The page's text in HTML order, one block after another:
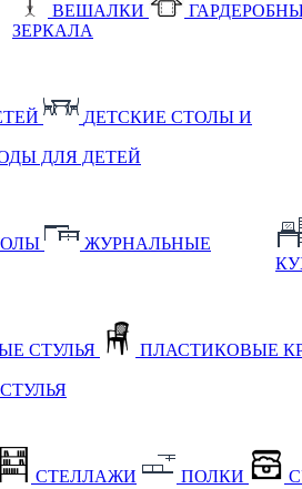
ВЕШАЛКИ
ЗЕРКАЛА
ДЕТСКИЕ СТОЛЫ И
ДЛЯ ДЕТЕЙ
ЖУРНАЛЬНЫЕ
СТУЛЬЯ ПЛАСТИКОВЫЕ
СТЕЛЛАЖИ ПОЛКИ